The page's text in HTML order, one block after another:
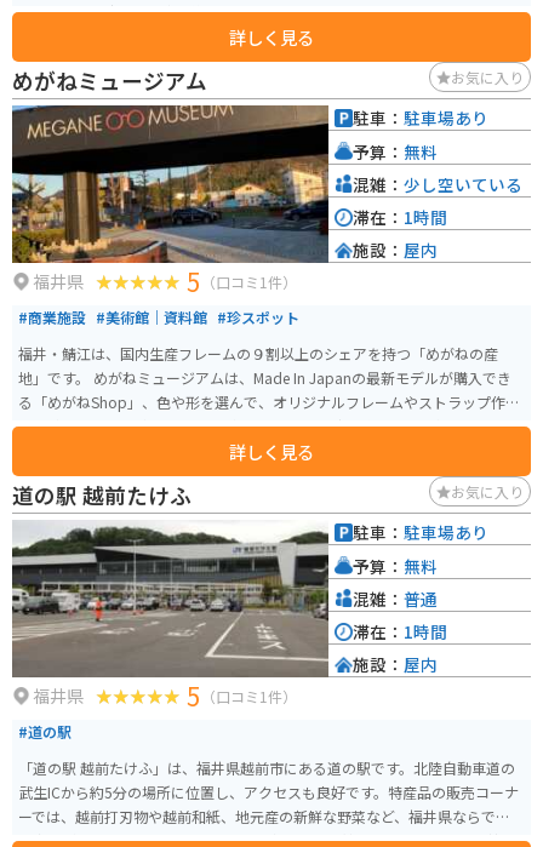
すめです。武生ICから車で約10分のところにあるので、アクセスも良いで
詳しく見る
めがねミュージアム お気に入り
福井県 5 （口コミ1件）
#商業施設 #美術館｜資料館 #珍スポット
福井・鯖江は、国内生産フレームの９割以上のシェアを持つ「めがねの産
地」です。 めがねミュージアムは、Made In Japanの最新モデルが購入でき
る「めがねShop」、色や形を選んで、オリジナルフレームやストラップ作り
を体験できる「体験工房」、めがねの歴史をより深く知ることができる「め
がね博物館」など、めがねを見て、触れて、体験できるスポットです。
詳しく見る
駐車： 駐車場あり
予算： 無料
混雑： 少し空いている
滞在： 1時間
施設： 屋内
道の駅 越前たけふ お気に入り
福井県 5 （口コミ1件）
#道の駅
「道の駅 越前たけふ」は、福井県越前市にある道の駅です。北陸自動車道の
武生ICから約5分の場所に位置し、アクセスも良好です。特産品の販売コーナ
ーでは、越前打刃物や越前和紙、地元産の新鮮な野菜など、福井県ならでは
の商品が数多く販売されています。 食事処では、越前そばやソースカツ丼な
駐車： 駐車場あり
予算： 無料
混雑： 普通
滞在： 1時間
施設： 屋内